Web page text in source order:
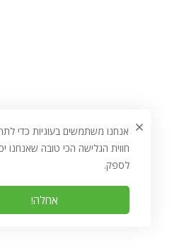
אנחנו משתמשים בעוגיות כדי
חווית הגלישה הכי טובה שאנחנו
לספק.
אחלה!